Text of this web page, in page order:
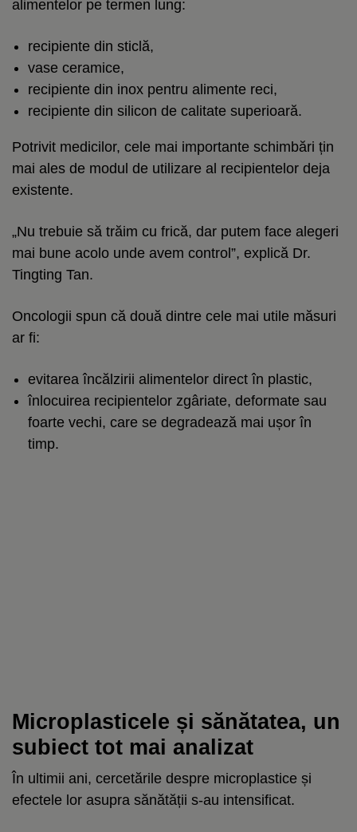
alimentelor pe termen lung:
recipiente din sticlă,
vase ceramice,
recipiente din inox pentru alimente reci,
recipiente din silicon de calitate superioară.
Potrivit medicilor, cele mai importante schimbări țin
mai ales de modul de utilizare al recipientelor deja
existente.
„Nu trebuie să trăim cu frică, dar putem face alegeri
mai bune acolo unde avem control”, explică Dr.
Tingting Tan.
Oncologii spun că două dintre cele mai utile măsuri
ar fi:
evitarea încălzirii alimentelor direct în plastic,
înlocuirea recipientelor zgâriate, deformate sau
foarte vechi, care se degradează mai ușor în
timp.
Microplasticele și sănătatea, un
subiect tot mai analizat
În ultimii ani, cercetările despre microplastice și
efectele lor asupra sănătății s-au intensificat.